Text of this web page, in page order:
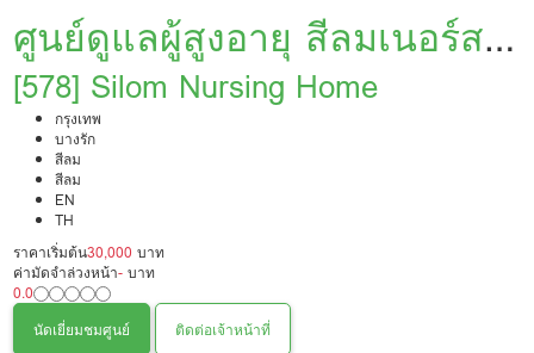
ศูนย์ดูแลผู้สูงอายุ สีลมเนอร์ส
ซิ่งโฮม
[578] Silom Nursing Home
กรุงเทพ
บางรัก
สีลม
สีลม
EN
TH
ราคาเริ่มต้น30,000 บาท
ค่ามัดจำล่วงหน้า- บาท
0.0
นัดเยี่ยมชมศูนย์
ติดต่อเจ้าหน้าที่